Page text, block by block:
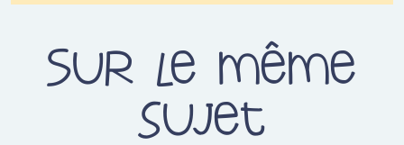
Sur le même
sujet